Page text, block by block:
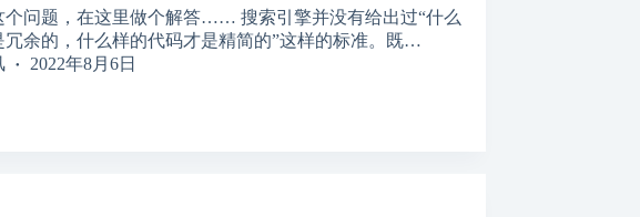
个问题，在这里做个解答…… 搜索引擎并没有给出过“什么
冗余的，什么样的代码才是精简的”这样的标准。既…
2022年8月6日